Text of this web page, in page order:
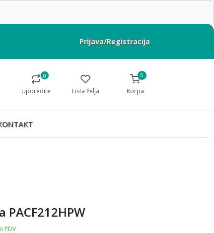
Prijava/Registracija
0
Uporedite Lista želja
0
Korpa
PACF212HPW
PDV